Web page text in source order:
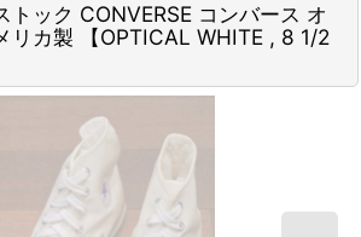
トック CONVERSE コンバース オ
リカ製 【OPTICAL WHITE , 8 1/2